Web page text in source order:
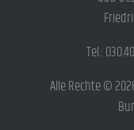
Tel.:
Alle Rechte ©